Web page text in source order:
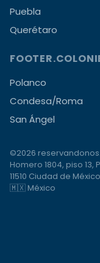
Puebla
Querétaro
Polanco
Condesa/Roma
San Ángel
©2026
Homero 1804, piso
11510 Ciudad de
🇲🇽 México